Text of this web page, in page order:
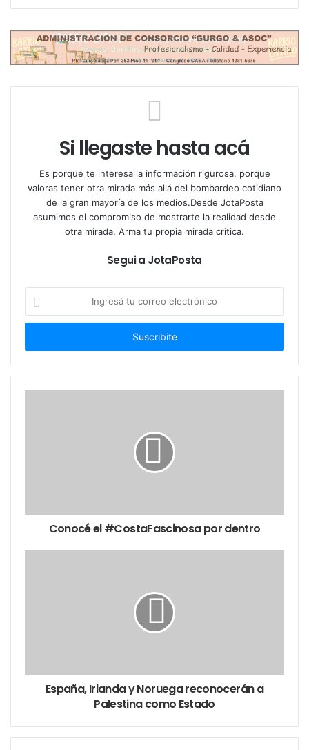
Si llegaste hasta acá
Es porque te interesa la información rigurosa, porque
valoras tener otra mirada más allá del bombardeo cotidiano
de la gran mayoría de los medios.Desde JotaPosta
asumimos el compromiso de mostrarte la realidad desde
otra mirada. Arma tu propia mirada critica.
Segui a JotaPosta
correo
Conocé el #CostaFascinosa por dentro
España, Irlanda y Noruega reconocerán a
Palestina como Estado